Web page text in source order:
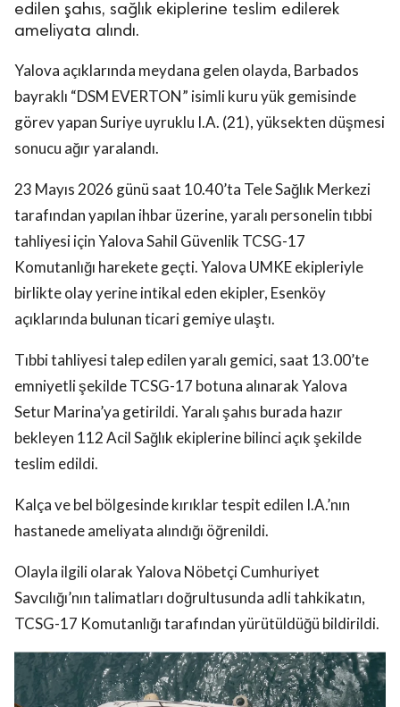
Saklıdır.
edilen şahıs, sağlık ekiplerine teslim edilerek
ameliyata alındı.
Yalova açıklarında meydana gelen olayda, Barbados
bayraklı “DSM EVERTON” isimli kuru yük gemisinde
görev yapan Suriye uyruklu I.A. (21), yüksekten düşmesi
sonucu ağır yaralandı.
23 Mayıs 2026 günü saat 10.40’ta Tele Sağlık Merkezi
tarafından yapılan ihbar üzerine, yaralı personelin tıbbi
tahliyesi için Yalova Sahil Güvenlik TCSG-17
Komutanlığı harekete geçti. Yalova UMKE ekipleriyle
birlikte olay yerine intikal eden ekipler, Esenköy
açıklarında bulunan ticari gemiye ulaştı.
Tıbbi tahliyesi talep edilen yaralı gemici, saat 13.00’te
emniyetli şekilde TCSG-17 botuna alınarak Yalova
Setur Marina’ya getirildi. Yaralı şahıs burada hazır
bekleyen 112 Acil Sağlık ekiplerine bilinci açık şekilde
teslim edildi.
Kalça ve bel bölgesinde kırıklar tespit edilen I.A.’nın
hastanede ameliyata alındığı öğrenildi.
Olayla ilgili olarak Yalova Nöbetçi Cumhuriyet
Savcılığı’nın talimatları doğrultusunda adli tahkikatın,
TCSG-17 Komutanlığı tarafından yürütüldüğü bildirildi.